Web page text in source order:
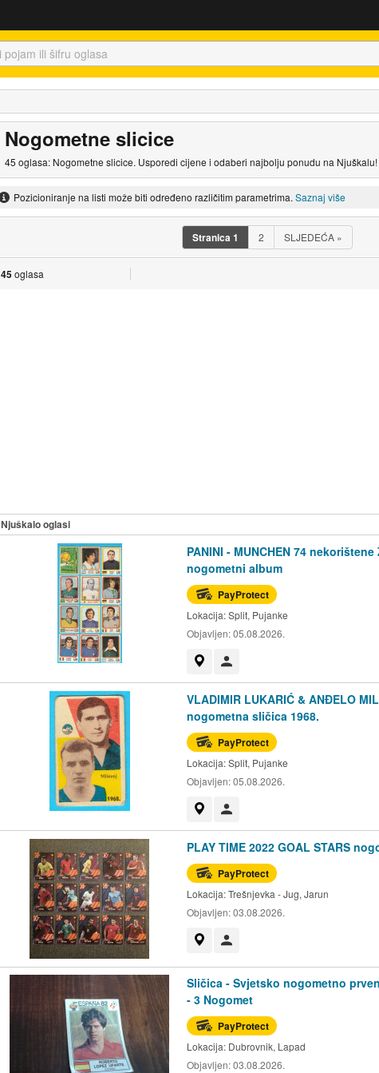
Nogometne slicice
45 oglasa: Nogometne slicice. Usporedi cijene i odaberi najbolju ponudu na Njuškalu!
Pozicioniranje na listi može biti određeno različitim parametrima. Saznaj više
Stranica1 2 SLJEDEĆA »
45oglasa
Njuškalo oglasi
PANINI - MUNCHEN 74
nogometni album
PayProtect
Lokacija:Split, Pujanke
Objavljen:05.08.2026.
VLADIMIR LUKARIĆ & ANĐELO
nogometna sličica 1968.
PayProtect
Lokacija:Split, Pujanke
Objavljen:05.08.2026.
PLAY TIME 2022 GOAL STARS
PayProtect
Lokacija:Trešnjevka - Jug, Jarun
Objavljen:03.08.2026.
Sličica - Svjetsko nogometno
- 3 Nogomet
PayProtect
Lokacija: Dubrovnik, Lapad
Objavljen:03.08.2026.